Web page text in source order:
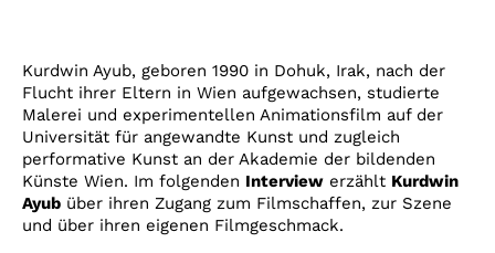
Kurdwin Ayub, geboren 1990 in Dohuk, Irak, nach der
Flucht ihrer Eltern in Wien aufgewachsen, studierte
Malerei und experimentellen Animationsfilm auf der
Universität für angewandte Kunst und zugleich
performative Kunst an der Akademie der bildenden
Künste Wien. Im folgenden Interview erzählt Kurdwin
Ayub über ihren Zugang zum Filmschaffen, zur Szene
und über ihren eigenen Filmgeschmack.